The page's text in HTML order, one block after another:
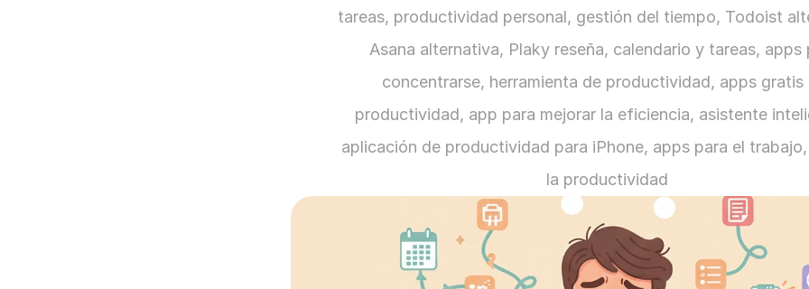
tareas, productividad personal, gestión del tiempo, Todoist
Asana alternativa, Plaky reseña, calendario y tareas, apps
concentrarse, herramienta de productividad, apps gratis
productividad, app para mejorar la eficiencia, asistente
aplicación de productividad para iPhone, apps para el
la productividad